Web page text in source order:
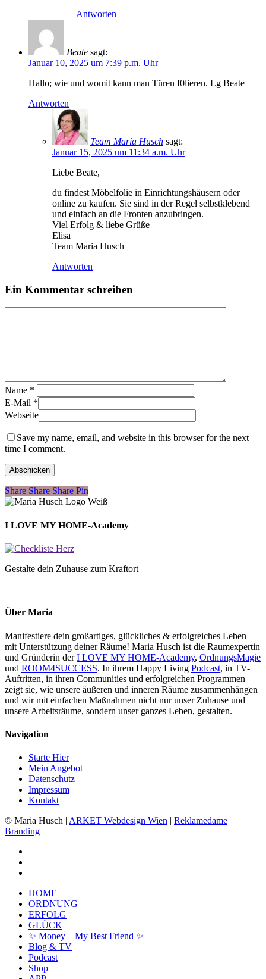
Antworten
Beate sagt:
Januar 10, 2025 um 7:39 p.m. Uhr
Hallo; wie und womit kann man Türen f0lieren. Lg Beate
Antworten
Team Maria Husch sagt:
Januar 15, 2025 um 11:34 a.m. Uhr
Liebe Beate,
du findest Möbelfolie in Einrichtungshäusern oder
online zu kaufen. Sie sind in der Regel selbstklebend
und einfach an die Fronten anzubringen.
Viel Erfolg & liebe Grüße
Elisa
Team Maria Husch
Antworten
Ein Kommentar schreiben
Name *
E-Mail *
Webseite
Save my name, email, and website in this browser for the next
time I comment.
Share
Share Share Share Pin
I LOVE MY HOME-Academy
Gestalte dein Zuhause zum Kraftort
Über Maria
Manifestiere dein großartiges, glückliches & erfolgreiches Leben –
mit Unterstützung deiner Räume! Maria Husch ist die Raumexpertin
und Gründerin derI LOVE MY HOME-Academy, OrdnungsMagie
und ROOM4SUCCESS. In ihrem Happy Living Podcast, in TV-
Auftritten, in ihren Communities und erfolgreichen Programmen
zeigt sie, wie unsere äußeren und inneren Räume zusammenhängen
und wir mit einfachen Maßnahmen nicht nur unser Zuhause und
unsere Arbeitsräume, sondern unser ganzes Leben, gestalten.
Navigation
Starte Hier
Mein Angebot
Datenschutz
Impressum
Kontakt
© Maria Husch | ARKET Webdesign Wien | Reklamedame
Branding
Close
Menu
HOME
ORDNUNG
ERFOLG
GLÜCK
✨ Money – My Best Friend ✨
Blog & TV
Podcast
Shop
Kundenbewertungen und Erfahrungen zu